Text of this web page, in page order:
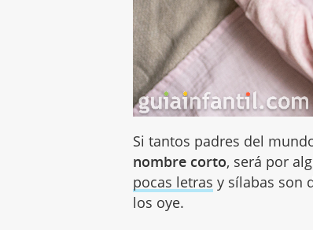
Si tantos padres del
nombre corto, será por
pocas letras y sílabas son
los oye.